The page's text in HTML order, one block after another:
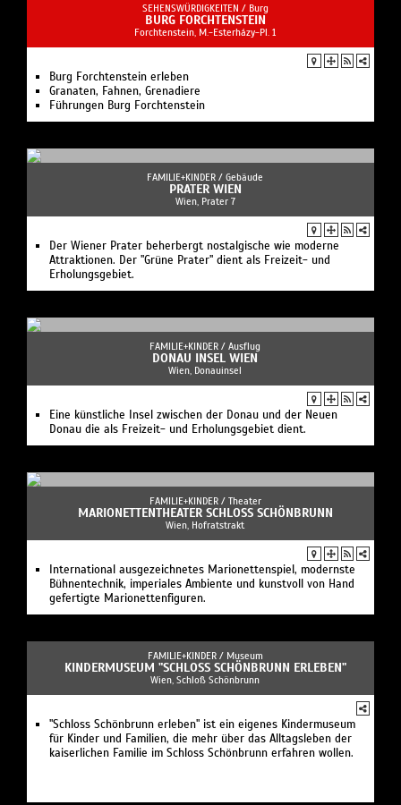
SEHENSWÜRDIGKEITEN / Burg
BURG FORCHTENSTEIN
Forchtenstein, M.-Esterházy-Pl. 1
Burg Forchtenstein erleben
Granaten, Fahnen, Grenadiere
Führungen Burg Forchtenstein
FAMILIE+KINDER / Gebäude
PRATER WIEN
Wien, Prater 7
Der Wiener Prater beherbergt nostalgische wie moderne
Attraktionen. Der "Grüne Prater" dient als Freizeit- und
Erholungsgebiet.
FAMILIE+KINDER / Ausflug
DONAU INSEL WIEN
Wien, Donauinsel
Eine künstliche Insel zwischen der Donau und der Neuen
Donau die als Freizeit- und Erholungsgebiet dient.
FAMILIE+KINDER / Theater
MARIONETTENTHEATER SCHLOSS SCHÖNBRUNN
Wien, Hofratstrakt
International ausgezeichnetes Marionettenspiel, modernste
Bühnentechnik, imperiales Ambiente und kunstvoll von Hand
gefertigte Marionettenfiguren.
FAMILIE+KINDER / Museum
KINDERMUSEUM "SCHLOSS SCHÖNBRUNN ERLEBEN"
Wien, Schloß Schönbrunn
"Schloss Schönbrunn erleben" ist ein eigenes Kindermuseum
für Kinder und Familien, die mehr über das Alltagsleben der
kaiserlichen Familie im Schloss Schönbrunn erfahren wollen.